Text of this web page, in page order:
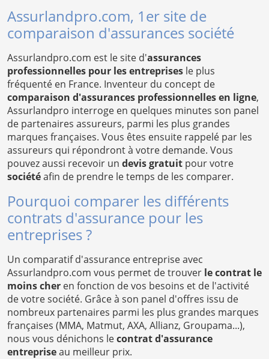
Assurlandpro.com, 1er site de
comparaison d'assurances société
Assurlandpro.com est le site d'assurances
professionnelles pour les entreprises le plus
fréquenté en France. Inventeur du concept de
comparaison d'assurances professionnelles en ligne,
Assurlandpro interroge en quelques minutes son panel
de partenaires assureurs, parmi les plus grandes
marques françaises. Vous êtes ensuite rappelé par les
assureurs qui répondront à votre demande. Vous
pouvez aussi recevoir un devis gratuit pour votre
sociétéafin de prendre le temps de les comparer.
Pourquoi comparer les différents
contrats d'assurance pour les
entreprises ?
Un comparatif d'assurance entreprise avec
Assurlandpro.com vous permet de trouver le contrat le
moins cher en fonction de vos besoins et de l'activité
de votre société. Grâce à son panel d'offres issu de
nombreux partenaires parmi les plus grandes marques
françaises (MMA, Matmut, AXA, Allianz, Groupama...),
nous vous dénichons lecontrat d'assurance
entrepriseau meilleur prix.